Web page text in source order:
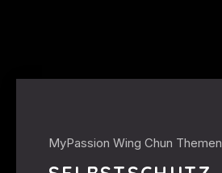
MyPassion Wing Chun Themen